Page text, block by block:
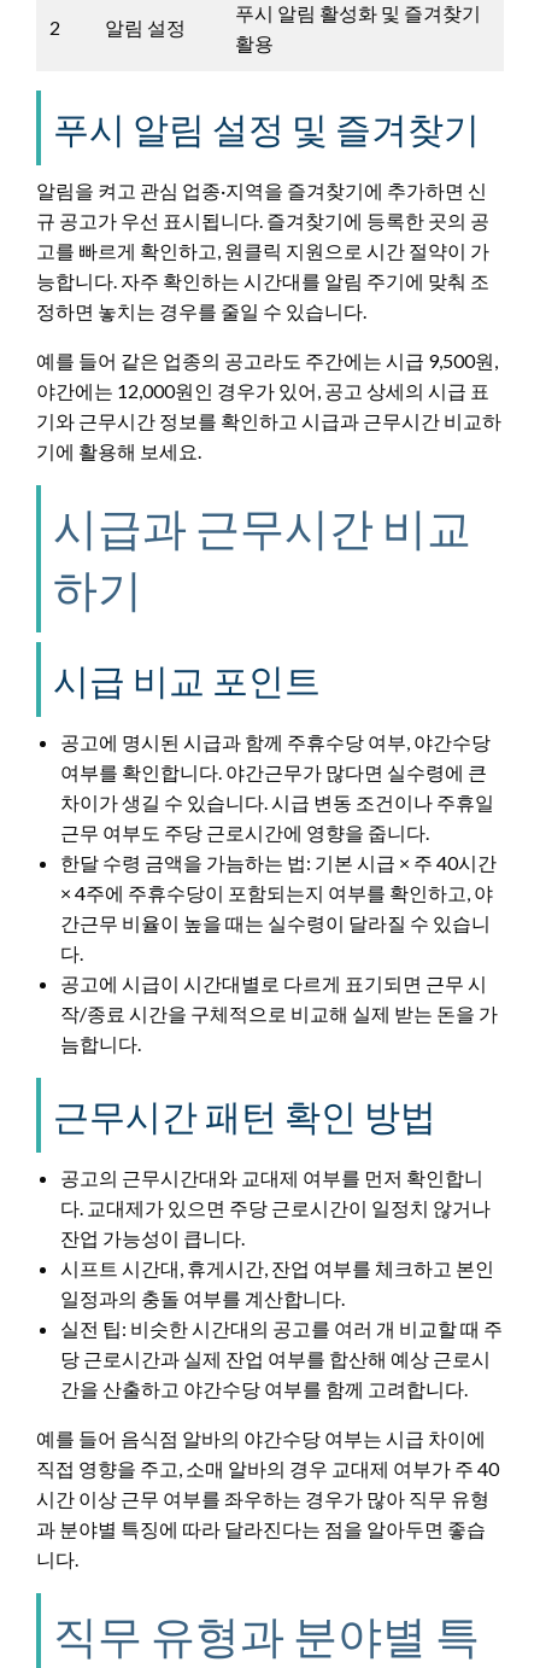
2 알림 설정
푸시 알림 활성화 및 즐겨찾기
활용
푸시 알림 설정 및 즐겨찾기
알림을 켜고 관심 업종·지역을 즐겨찾기에 추가하면 신
규 공고가 우선 표시됩니다. 즐겨찾기에 등록한 곳의 공
고를 빠르게 확인하고, 원클릭 지원으로 시간 절약이 가
능합니다. 자주 확인하는 시간대를 알림 주기에 맞춰 조
정하면 놓치는 경우를 줄일 수 있습니다.
예를 들어 같은 업종의 공고라도 주간에는 시급 9,500원,
야간에는 12,000원인 경우가 있어, 공고 상세의 시급 표
기와 근무시간 정보를 확인하고 시급과 근무시간 비교하
기에 활용해 보세요.
시급과 근무시간 비교
하기
시급 비교 포인트
공고에 명시된 시급과 함께 주휴수당 여부, 야간수당
여부를 확인합니다. 야간근무가 많다면 실수령에 큰
차이가 생길 수 있습니다. 시급 변동 조건이나 주휴일
근무 여부도 주당 근로시간에 영향을 줍니다.
한달 수령 금액을 가늠하는 법: 기본 시급 × 주 40시간
× 4주에 주휴수당이 포함되는지 여부를 확인하고, 야
간근무 비율이 높을 때는 실수령이 달라질 수 있습니
다.
공고에 시급이 시간대별로 다르게 표기되면 근무 시
작/종료 시간을 구체적으로 비교해 실제 받는 돈을 가
늠합니다.
근무시간 패턴 확인 방법
공고의 근무시간대와 교대제 여부를 먼저 확인합니
다. 교대제가 있으면 주당 근로시간이 일정치 않거나
잔업 가능성이 큽니다.
시프트 시간대, 휴게시간, 잔업 여부를 체크하고 본인
일정과의 충돌 여부를 계산합니다.
실전 팁: 비슷한 시간대의 공고를 여러 개 비교할 때 주
당 근로시간과 실제 잔업 여부를 합산해 예상 근로시
간을 산출하고 야간수당 여부를 함께 고려합니다.
예를 들어 음식점 알바의 야간수당 여부는 시급 차이에
직접 영향을 주고, 소매 알바의 경우 교대제 여부가 주 40
시간 이상 근무 여부를 좌우하는 경우가 많아 직무 유형
과 분야별 특징에 따라 달라진다는 점을 알아두면 좋습
니다.
직무 유형과 분야별 특